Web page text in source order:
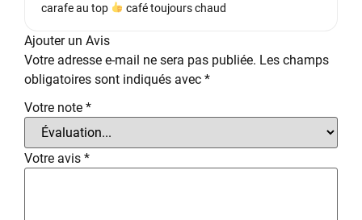
carafe au top café toujours chaud
Ajouter un Avis
Votre adresse e-mail ne sera pas publiée. Les champs
obligatoires sont indiqués avec *
Votre note *
Votre avis *